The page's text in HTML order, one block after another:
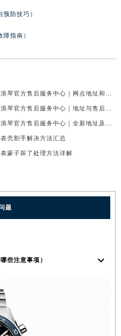
防技巧）
指南）
壳割手解决方法汇总
蒙子坏了处理方法详解
题
些注意事项）